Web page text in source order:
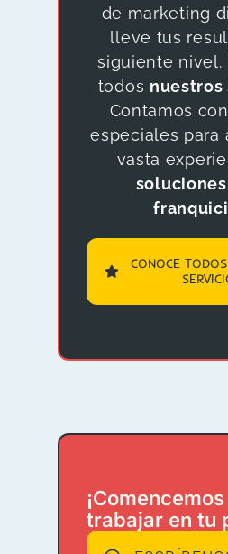
de marketing
lleve tus
siguiente nivel.
todos nuestros
Contamos
especiales para
vasta
CONOCE
¡Comencemos
trabajar en tu